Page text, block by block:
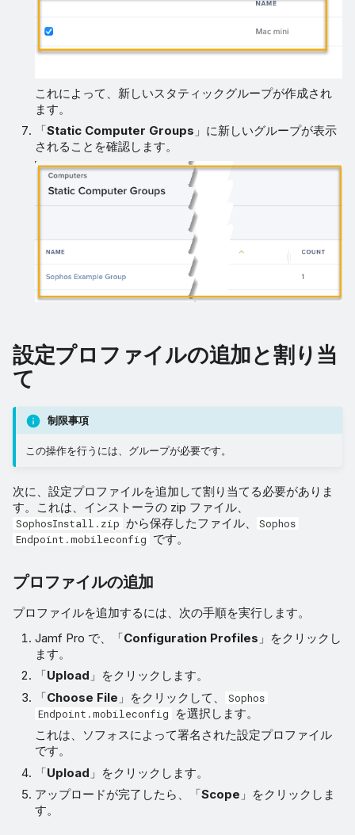
これによって、新しいスタティックグループが作成され
ます。
「Static Computer Groups 」に新しいグループが表示
されることを確認します。
設定プロファイルの追加と割り当
て
制限事項
この操作を行うには、グループが必要です。
次に、設定プロファイルを追加して割り当てる必要がありま
す。これは、インストーラの zip ファイル、
SophosInstall.zip から保存したファイル、
Sophos
Endpoint.mobileconfig
です。
プロファイルの追加
プロファイルを追加するには、次の手順を実行します。
Jamf Pro で、「Configuration Profiles 」をクリックし
ます。
「Upload 」をクリックします。
「Choose File 」をクリックして、
Sophos
Endpoint.mobileconfig
を選択します。
これは、ソフォスによって署名された設定プロファイル
です。
「Upload 」をクリックします。
アップロードが完了したら、「Scope 」をクリックしま
す。